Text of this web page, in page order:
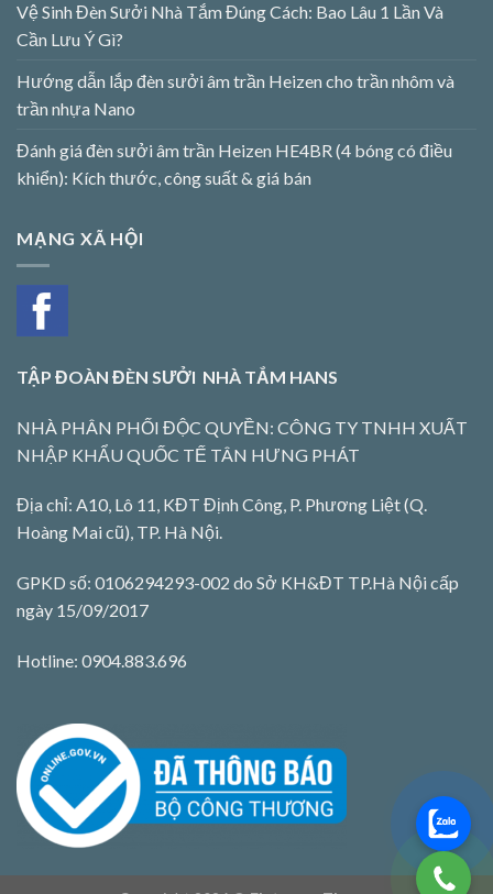
Vệ Sinh Đèn Sưởi Nhà Tắm Đúng Cách: Bao Lâu 1 Lần Và
Cần Lưu Ý Gì?
Hướng dẫn lắp đèn sưởi âm trần Heizen cho trần nhôm và
trần nhựa Nano
Đánh giá đèn sưởi âm trần Heizen HE4BR (4 bóng có điều
khiển): Kích thước, công suất & giá bán
MẠNG XÃ HỘI
TẬP ĐOÀN ĐÈN SƯỞI NHÀ TẮM HANS
NHÀ PHÂN PHỐI ĐỘC QUYỀN: CÔNG TY TNHH XUẤT
NHẬP KHẨU QUỐC TẾ TÂN HƯNG PHÁT
Địa chỉ: A10, Lô 11, KĐT Định Công, P. Phương Liệt (Q.
Hoàng Mai cũ), TP. Hà Nội.
GPKD số: 0106294293-002 do Sở KH&ĐT TP.Hà Nội cấp
ngày 15/09/2017
Hotline: 0904.883.696